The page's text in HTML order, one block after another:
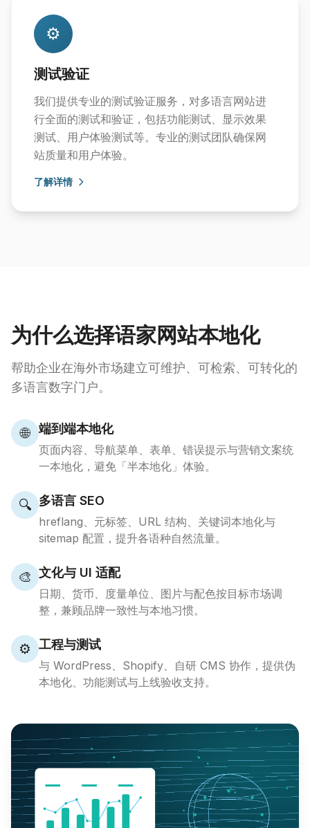
⚙️
测试验证
我们提供专业的测试验证服务，对多语言网站进
行全面的测试和验证，包括功能测试、显示效果
测试、用户体验测试等。专业的测试团队确保网
站质量和用户体验。
了解详情
为什么选择语家网站本地化
帮助企业在海外市场建立可维护、可检索、可转化的
多语言数字门户。
🌐 端到端本地化
页面内容、导航菜单、表单、错误提示与营销文案统
一本地化，避免「半本地化」体验。
🔍 多语言 SEO
hreflang、元标签、URL 结构、关键词本地化与
sitemap 配置，提升各语种自然流量。
🎨 文化与 UI 适配
日期、货币、度量单位、图片与配色按目标市场调
整，兼顾品牌一致性与本地习惯。
⚙️ 工程与测试
与 WordPress、Shopify、自研 CMS 协作，提供伪
本地化、功能测试与上线验收支持。